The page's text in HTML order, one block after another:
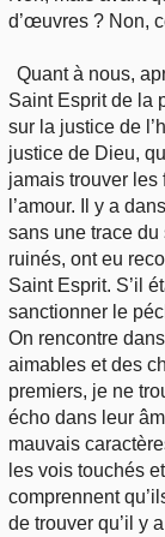
d’œuvres ? Non,
Quant à nous,
Saint Esprit de la
sur la justice de
justice de Dieu,
jamais trouver les
l’amour. Il y a
sans une trace du
ruinés, ont eu
Saint Esprit. S’il
sanctionner le
On rencontre
aimables et des
premiers, je ne
écho dans leur
mauvais
les vois touchés
comprennent
de trouver qu’il y